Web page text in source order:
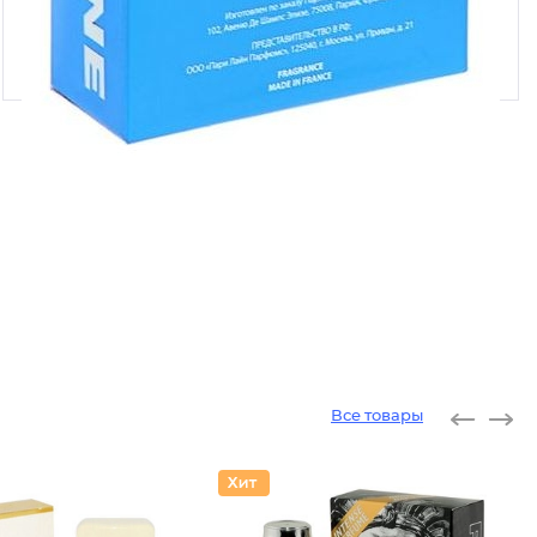
Все товары